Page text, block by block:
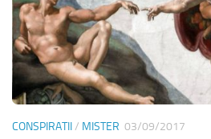
CONSPIRATII/ MISTER 03/09/2017